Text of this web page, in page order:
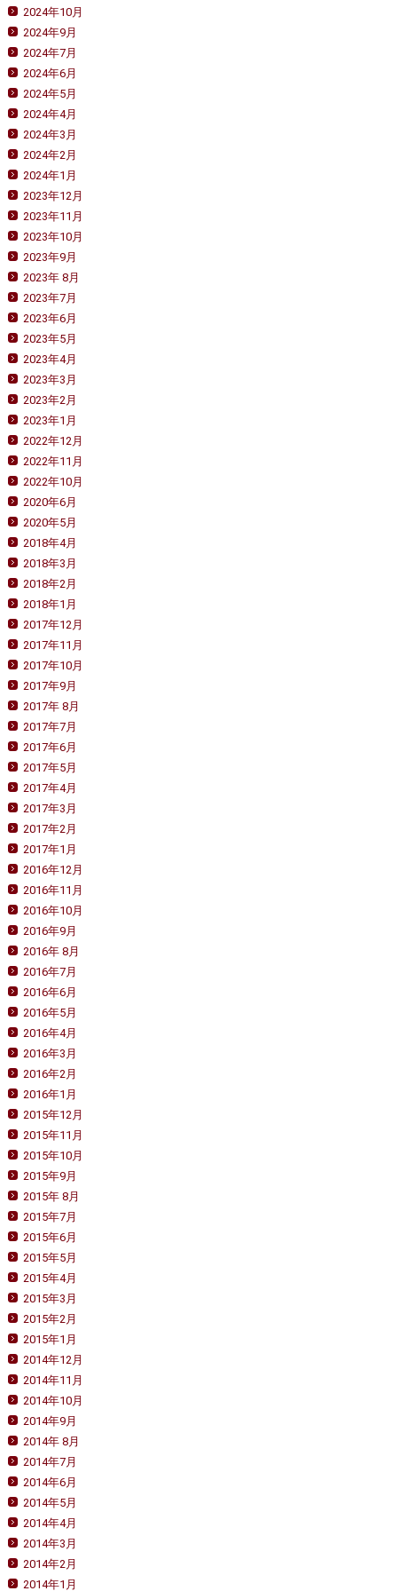
2024年10月
2024年9月
2024年7月
2024年6月
2024年5月
2024年4月
2024年3月
2024年2月
2024年1月
2023年12月
2023年11月
2023年10月
2023年9月
2023年 8月
2023年7月
2023年6月
2023年5月
2023年4月
2023年3月
2023年2月
2023年1月
2022年12月
2022年11月
2022年10月
2020年6月
2020年5月
2018年4月
2018年3月
2018年2月
2018年1月
2017年12月
2017年11月
2017年10月
2017年9月
2017年 8月
2017年7月
2017年6月
2017年5月
2017年4月
2017年3月
2017年2月
2017年1月
2016年12月
2016年11月
2016年10月
2016年9月
2016年 8月
2016年7月
2016年6月
2016年5月
2016年4月
2016年3月
2016年2月
2016年1月
2015年12月
2015年11月
2015年10月
2015年9月
2015年 8月
2015年7月
2015年6月
2015年5月
2015年4月
2015年3月
2015年2月
2015年1月
2014年12月
2014年11月
2014年10月
2014年9月
2014年 8月
2014年7月
2014年6月
2014年5月
2014年4月
2014年3月
2014年2月
2014年1月